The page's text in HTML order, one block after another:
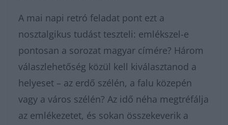
A mai napi retró feladat pont ezt a
nosztalgikus tudást teszteli: emlékszel-e
pontosan a sorozat magyar címére? Három
válaszlehetőség közül kell kiválasztanod a
helyeset – az erdő szélén, a falu közepén
vagy a város szélén? Az idő néha megtréfálja
az emlékezetet, és sokan összekeverik a